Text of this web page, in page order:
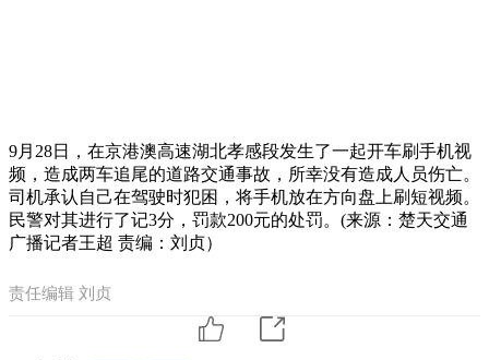
9月28日，在京港澳高速湖北孝感段发生了一起开车刷手机视
频，造成两车追尾的道路交通事故，所幸没有造成人员伤亡。
司机承认自己在驾驶时犯困，将手机放在方向盘上刷短视频。
民警对其进行了记3分，罚款200元的处罚。(来源：楚天交通
广播记者王超 责编：刘贞）
责任编辑 刘贞